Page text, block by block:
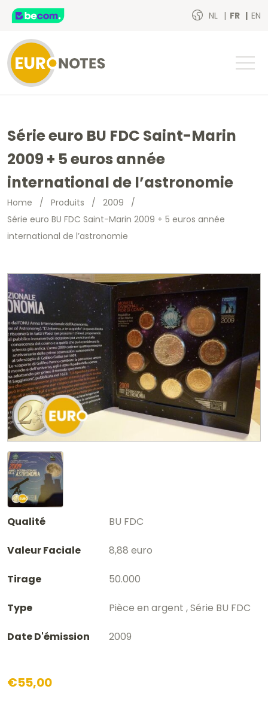
NL FR EN
Série euro BU FDC Saint-Marin
2009 + 5 euros année
international de l’astronomie
Home / Produits / 2009 /
Série euro BU FDC Saint-Marin 2009 + 5 euros année
international de l’astronomie
Qualité BU FDC
Valeur Faciale 8,88 euro
Tirage 50.000
Type Pièce en argent , Série BU FDC
Date D'émission 2009
€55,00